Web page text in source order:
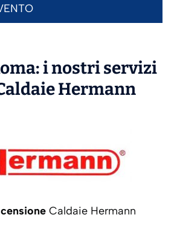
i nostri servizi
Hermann
Caldaie Hermann